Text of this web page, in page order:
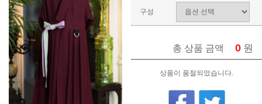
구성
총 상품 금액 0 원
상품이 품절되었습니다.